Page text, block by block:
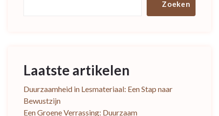
Zoeken
Laatste artikelen
Duurzaamheid in Lesmateriaal: Een Stap naar
Bewustzijn
Een Groene Verrassing: Duurzaam